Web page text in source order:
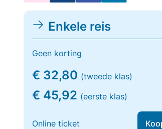
Enkele reis
Geen korting
€ 32,80 (tweede klas)
€ 45,92 (eerste klas)
Online ticket